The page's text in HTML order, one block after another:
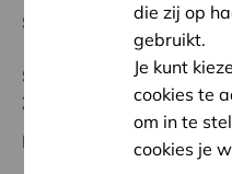
Startdatum:
27/02/2025
Status:
Volledig
Zuid-Limburg
Datum:
27/02/2025
die zij op
gebruikt.
Je kunt
cookies te
om in te
cookies je